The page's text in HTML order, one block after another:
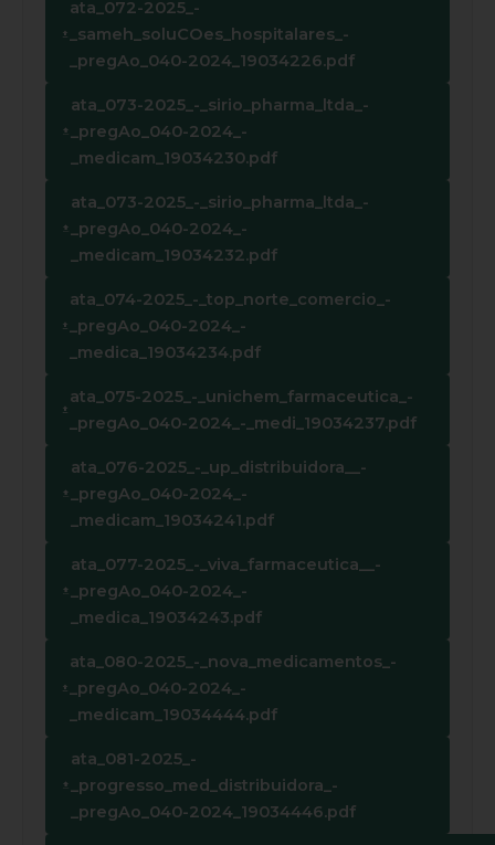
ata_072-2025_-
_sameh_soluCOes_hospitalares_-
_pregAo_040-2024_19034226.pdf
ata_073-2025_-_sirio_pharma_ltda_-
_pregAo_040-2024_-
_medicam_19034230.pdf
ata_073-2025_-_sirio_pharma_ltda_-
_pregAo_040-2024_-
_medicam_19034232.pdf
ata_074-2025_-_top_norte_comercio_-
_pregAo_040-2024_-
_medica_19034234.pdf
ata_075-2025_-_unichem_farmaceutica_-
_pregAo_040-2024_-_medi_19034237.pdf
ata_076-2025_-_up_distribuidora__-
_pregAo_040-2024_-
_medicam_19034241.pdf
ata_077-2025_-_viva_farmaceutica__-
_pregAo_040-2024_-
_medica_19034243.pdf
ata_080-2025_-_nova_medicamentos_-
_pregAo_040-2024_-
_medicam_19034444.pdf
ata_081-2025_-
_progresso_med_distribuidora_-
_pregAo_040-2024_19034446.pdf